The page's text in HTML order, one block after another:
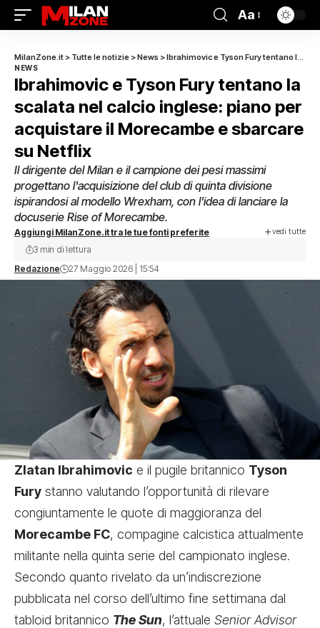
Aa
MilanZone.it > Tutte le notizie >News >Ibrahimovic e Tyson Fury tentano la scalata nel calcio inglese: piano per acquistare il Morecambe e sbarcare su Netflix
NEWS
Ibrahimovic e Tyson Fury tentano la
scalata nel calcio inglese: piano per
acquistare il Morecambe e sbarcare
su Netflix
Il dirigente del Milan e il campione dei pesi massimi
progettano l'acquisizione del club di quinta divisione
ispirandosi al modello Wrexham, con l'idea di lanciare la
docuserie Rise of Morecambe.
Aggiungi MilanZone.it tra le tue fonti preferite vedi tutte
Redazione 27 Maggio 2026 | 15:54
3 min di lettura
Zlatan Ibrahimovic e il pugile britannico Tyson
Fury stanno valutando l’opportunità di rilevare
congiuntamente le quote di maggioranza del
Morecambe FC, compagine calcistica attualmente
militante nella quinta serie del campionato inglese.
Secondo quanto rivelato da un’indiscrezione
pubblicata nel corso dell’ultimo fine settimana dal
tabloid britannico The Sun, l’attuale Senior Advisor